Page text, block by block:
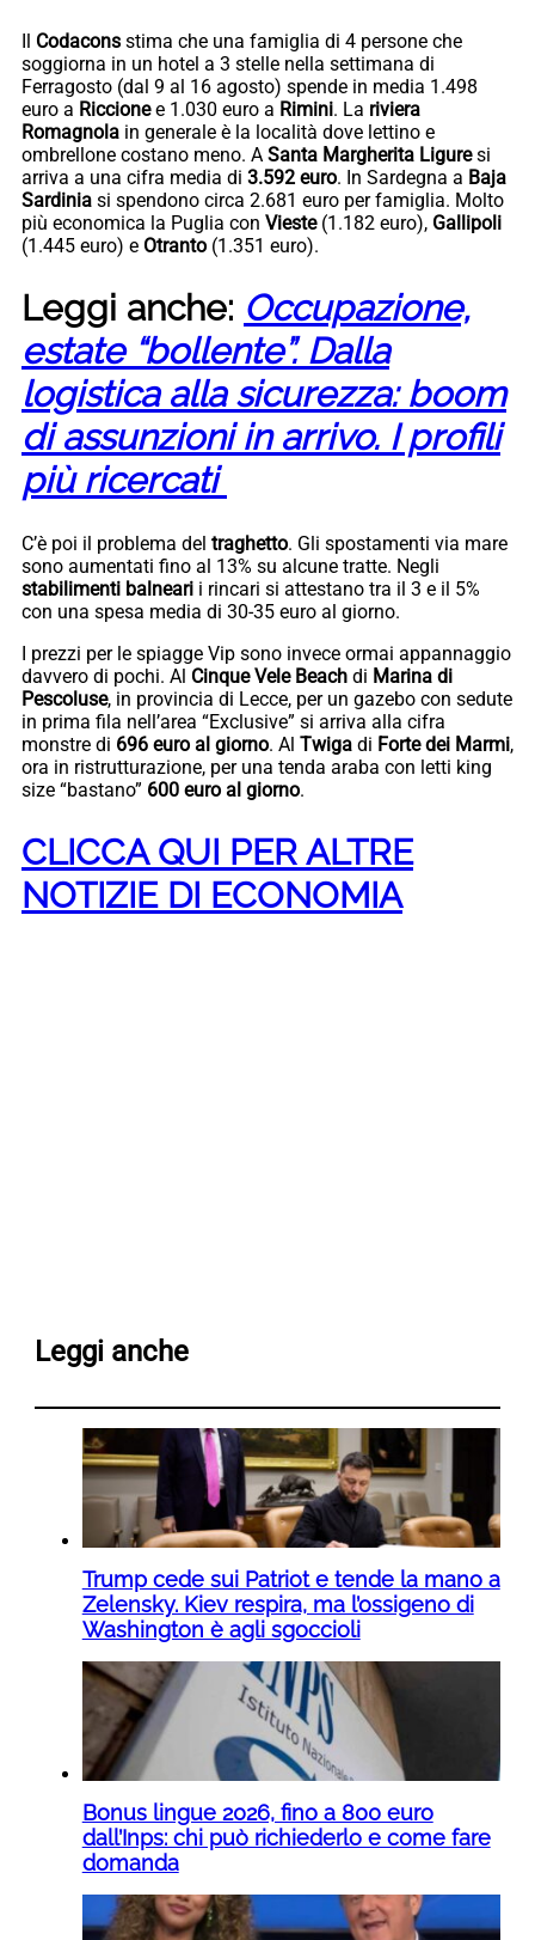
Il Codacons stima che una famiglia di 4 persone che
soggiorna in un hotel a 3 stelle nella settimana di
Ferragosto (dal 9 al 16 agosto) spende in media 1.498
euro a Riccionee 1.030 euro a Rimini. La riviera
Romagnola in generale è la località dove lettino e
ombrellone costano meno. A Santa Margherita Liguresi
arriva a una cifra media di 3.592 euro. In Sardegna a Baja
Sardinia si spendono circa 2.681 euro per famiglia. Molto
più economica la Puglia con Vieste(1.182 euro), Gallipoli
(1.445 euro) e Otranto (1.351 euro).
Leggi anche: Occupazione,
estate “bollente”. Dalla
logistica alla sicurezza: boom
di assunzioni in arrivo. I profili
più ricercati
C’è poi il problema del traghetto. Gli spostamenti via mare
sono aumentati fino al 13% su alcune tratte. Negli
stabilimenti balneari i rincari si attestano tra il 3 e il 5%
con una spesa media di 30-35 euro al giorno.
I prezzi per le spiagge Vip sono invece ormai appannaggio
davvero di pochi. Al Cinque Vele Beach di Marina di
Pescoluse, in provincia di Lecce, per un gazebo con sedute
in prima fila nell’area “Exclusive” si arriva alla cifra
monstre di 696 euro al giorno. Al Twiga di Forte dei Marmi,
ora in ristrutturazione, per una tenda araba con letti king
size “bastano” 600 euro al giorno.
CLICCA QUI PER ALTRE
NOTIZIE DI ECONOMIA
Leggi anche
Trump cede sui Patriot e tende la mano a
Zelensky. Kiev respira, ma l’ossigeno di
Washington è agli sgoccioli
Bonus lingue 2026, fino a 800 euro
dall’Inps: chi può richiederlo e come fare
domanda